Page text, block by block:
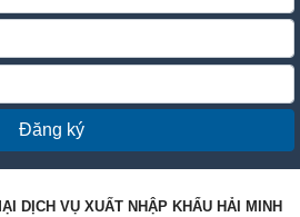
Đăng ký
DỊCH VỤ XUẤT NHẬP KHẨU HẢI MINH